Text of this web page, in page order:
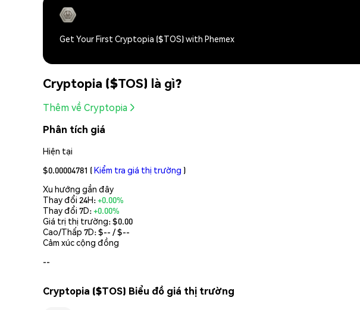
Get Your First Cryptopia ($TOS) with Phemex
Cryptopia ($TOS) là gì?
Thêm về Cryptopia
Phân tích giá
Hiện tại
$0.00004781 (Kiểm tra giá thị trường )
Xu hướng gần đây
Thay đổi 24H:+0.00%
Thay đổi 7D:+0.00%
Giá trị thị trường:$0.00
Cao/Thấp 7D: $-- / $--
Cảm xúc cộng đồng
--
Cryptopia ($TOS) Biểu đồ giá thị trường